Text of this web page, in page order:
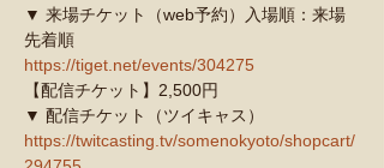
▼ 来場チケット（web予約）入場順：来場
先着順
https://tiget.net/events/304275
【配信チケット】2,500円
▼ 配信チケット（ツイキャス）
https://twitcasting.tv/somenokyoto/shopcart/